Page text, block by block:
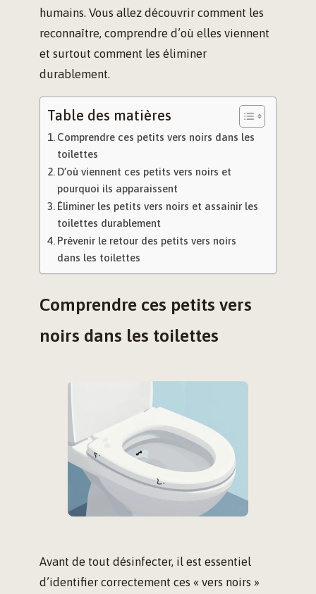
humains. Vous allez découvrir comment les
reconnaître, comprendre d’où elles viennent
et surtout comment les éliminer
durablement.
Table des matières
Comprendre ces petits vers noirs dans les
toilettes
D’où viennent ces petits vers noirs et
pourquoi ils apparaissent
Éliminer les petits vers noirs et assainir les
toilettes durablement
Prévenir le retour des petits vers noirs
dans les toilettes
Comprendre ces petits vers
noirs dans les toilettes
Avant de tout désinfecter, il est essentiel
d’identifier correctement ces « vers noirs »